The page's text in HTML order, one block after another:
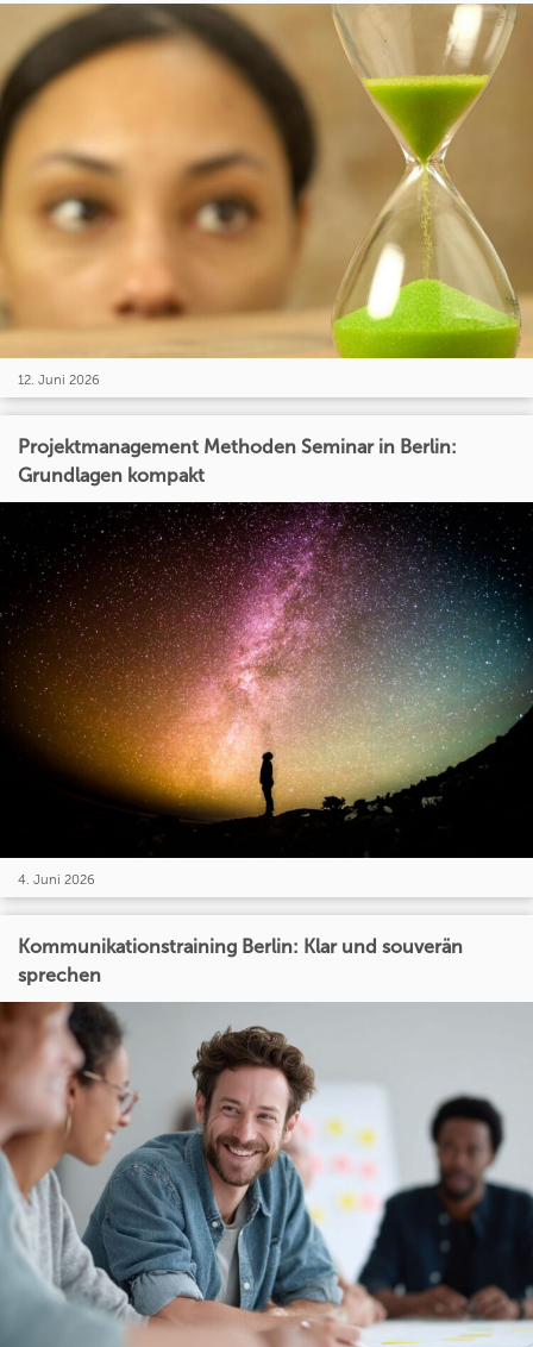
12. Juni 2026
Projektmanagement Methoden Seminar in Berlin:
Grundlagen kompakt
4. Juni 2026
Kommunikationstraining Berlin: Klar und souverän
sprechen